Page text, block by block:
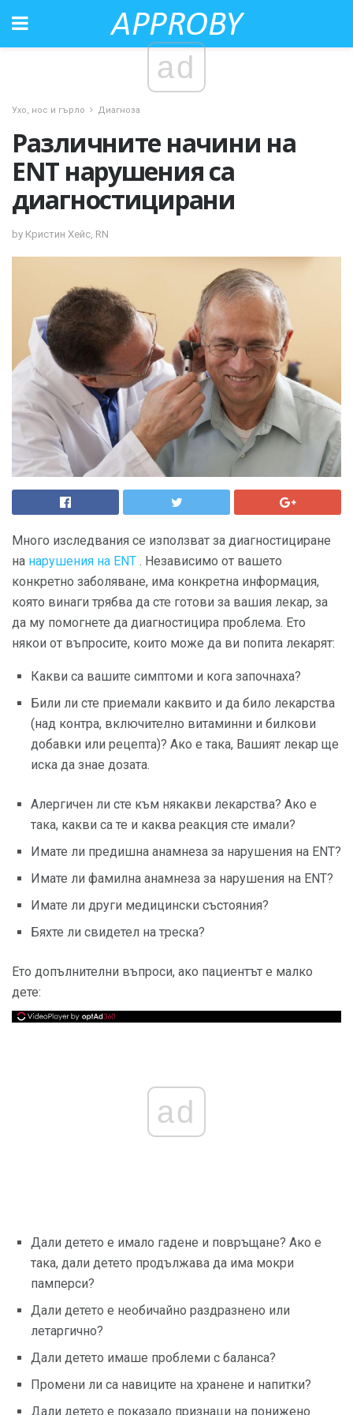
ad
Ухо, нос и гърло Диагноза
Различните начини на
ENT нарушения са
диагностицирани
by Кристин Хейс, RN
Много изследвания се използват за диагностициране
на нарушения на ENT . Независимо от вашето
конкретно заболяване, има конкретна информация,
която винаги трябва да сте готови за вашия лекар, за
да му помогнете да диагностицира проблема. Ето
някои от въпросите, които може да ви попита лекарят:
Какви са вашите симптоми и кога започнаха?
Били ли сте приемали каквито и да било лекарства
(над контра, включително витаминни и билкови
добавки или рецепта)? Ако е така, Вашият лекар ще
иска да знае дозата.
Алергичен ли сте към някакви лекарства? Ако е
така, какви са те и каква реакция сте имали?
Имате ли предишна анамнеза за нарушения на ENT?
Имате ли фамилна анамнеза за нарушения на ENT?
Имате ли други медицински състояния?
Бяхте ли свидетел на треска?
Ето допълнителни въпроси, ако пациентът е малко
дете:
ad
Дали детето е имало гадене и повръщане? Ако е
така, дали детето продължава да има мокри
памперси?
Дали детето е необичайно раздразнено или
летаргично?
Дали детето имаше проблеми с баланса?
Промени ли са навиците на хранене и напитки?
Дали детето е показало признаци на понижено